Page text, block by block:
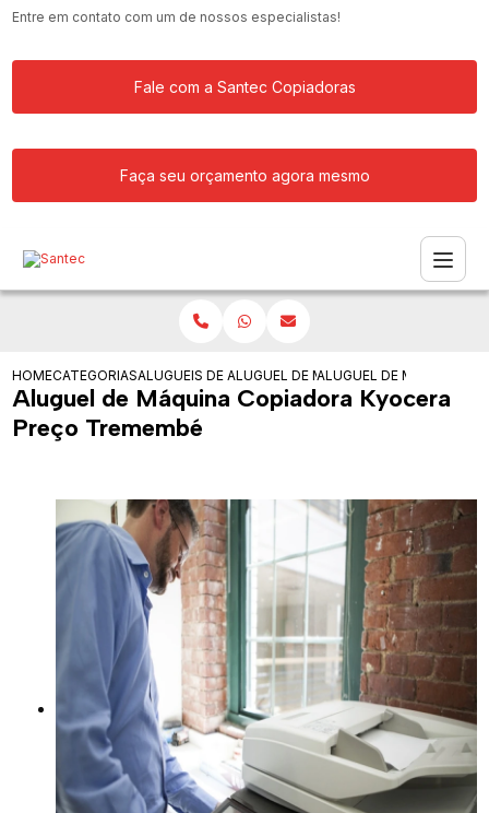
Entre em contato com um de nossos especialistas!
Fale com a Santec Copiadoras
Faça seu orçamento agora mesmo
HOMECATEGORIASALUGUEIS DE COPIADORASALUGUEL DE MAQUINA COPIADORA
ALUGUEL DE MAQUINA
Aluguel de Máquina Copiadora Kyocera
Preço Tremembé